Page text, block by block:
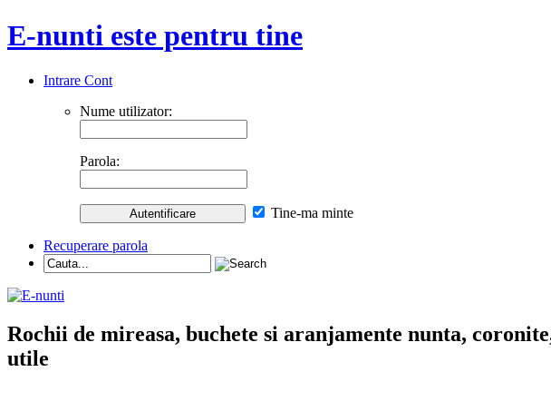
E-nunti este pentru tine
Intrare Cont
Nume utilizator:
Parola:
Tine-ma minte
Recuperare parola
Rochii de mireasa, buchete si aranjamente nunta,
utile